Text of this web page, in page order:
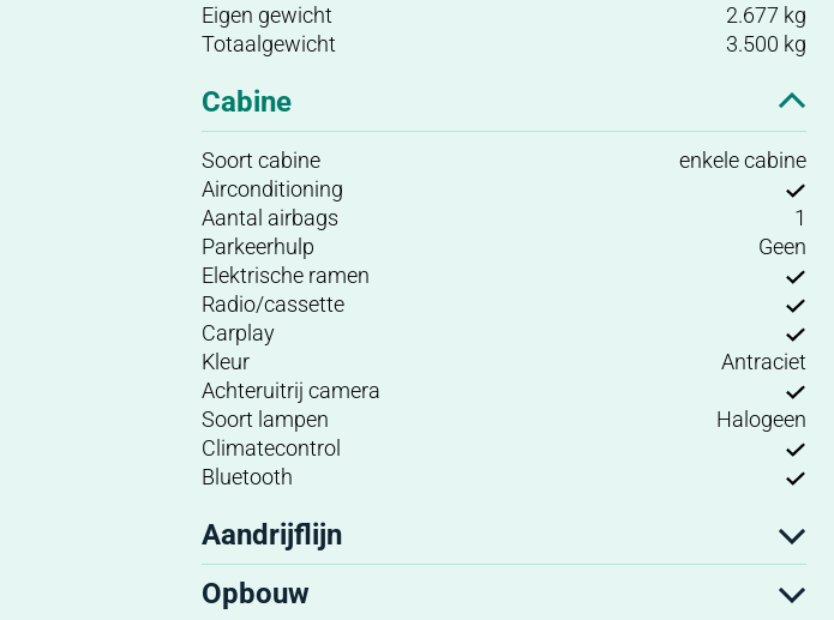
Eigen gewicht
2.677 kg
Totaalgewicht
3.500 kg
Cabine
Soort cabine
enkele cabine
Airconditioning
Aantal airbags
1
Parkeerhulp
Geen
Elektrische ramen
Radio/cassette
Carplay
Kleur
Antraciet
Achteruitrij camera
Soort lampen
Halogeen
Climatecontrol
Bluetooth
Aandrijflijn
Opbouw